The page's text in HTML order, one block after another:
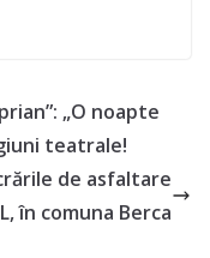
„O noapte
teatrale!
de asfaltare
în comuna Berca